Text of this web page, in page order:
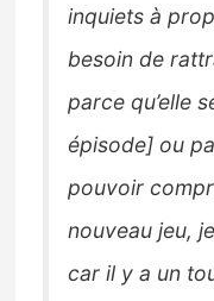
inquiets à
besoin de
parce qu’elle
épisode] ou
pouvoir
nouveau jeu,
car il y a un